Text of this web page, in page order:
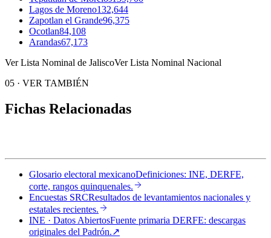
Lagos de Moreno132,644
Zapotlan el Grande96,375
Ocotlan84,108
Arandas67,173
Ver Lista Nominal de JaliscoVer Lista Nominal Nacional
05 · VER TAMBIÉN
Fichas Relacionadas
Glosario electoral mexicanoDefiniciones: INE, DERFE,
corte, rangos quinquenales.
Encuestas SRCResultados de levantamientos nacionales y
estatales recientes.
INE · Datos AbiertosFuente primaria DERFE: descargas
originales del Padrón.↗︎